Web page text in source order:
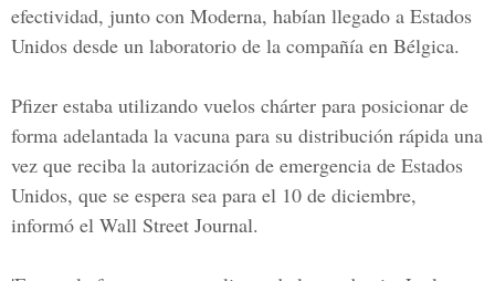
efectividad, junto con Moderna, habían llegado a Estados
Unidos desde un laboratorio de la compañía en Bélgica.
Pfizer estaba utilizando vuelos chárter para posicionar de
forma adelantada la vacuna para su distribución rápida una
vez que reciba la autorización de emergencia de Estados
Unidos, que se espera sea para el 10 de diciembre,
informó el Wall Street Journal.